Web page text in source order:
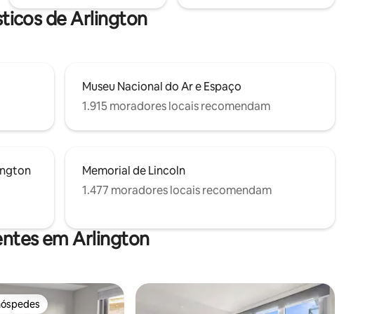
aqueles em férias e é adequado para
crianças.
de Arlington
Museu Nacional do Ar e Espaço
1.915 moradores locais recomendam
Memorial de Lincoln
1.477 moradores locais recomendam
em Arlington